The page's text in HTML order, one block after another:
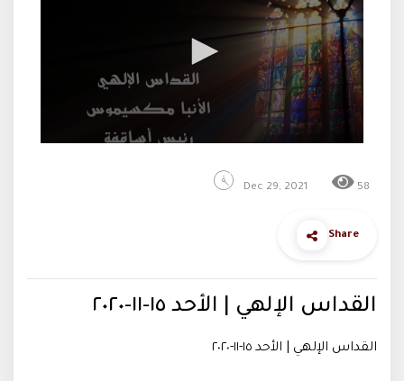
Dec 29, 2021 58
Share
القداس الإلهي | الأحد ١٥-١١-٢٠٢٠
القداس الإلهي | الأحد ١٥-١١-٢٠٢٠